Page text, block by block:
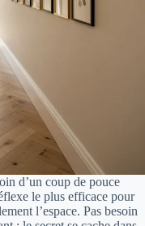
d’un coup de pouce
le plus efficace pour
l’espace. Pas besoin